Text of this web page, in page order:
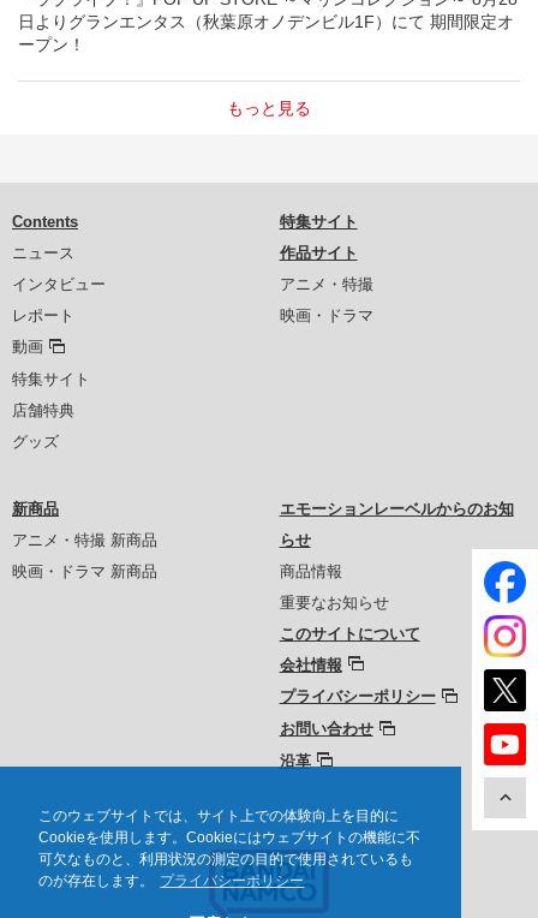
このウェブサイトでは、サイト上での体験向上を目的に
Cookieを使用します。Cookieにはウェブサイトの機能に不
可欠なものと、利用状況の測定の目的で使用されているも
のが存在します。
プライバシーポリシー
日よりグランエンタス（秋葉原オノデンビル1F）にて 期間限定オ
ープン！
もっと見る
Contents
ニュース
インタビュー
レポート
動画
特集サイト
店舗特典
グッズ
特集サイト
作品サイト
アニメ・特撮
映画・ドラマ
新商品
アニメ・特撮 新商品
映画・ドラマ 新商品
エモーションレーベルからのお知
らせ
商品情報
重要なお知らせ
このサイトについて
会社情報
プライバシーポリシー
お問い合わせ
沿革